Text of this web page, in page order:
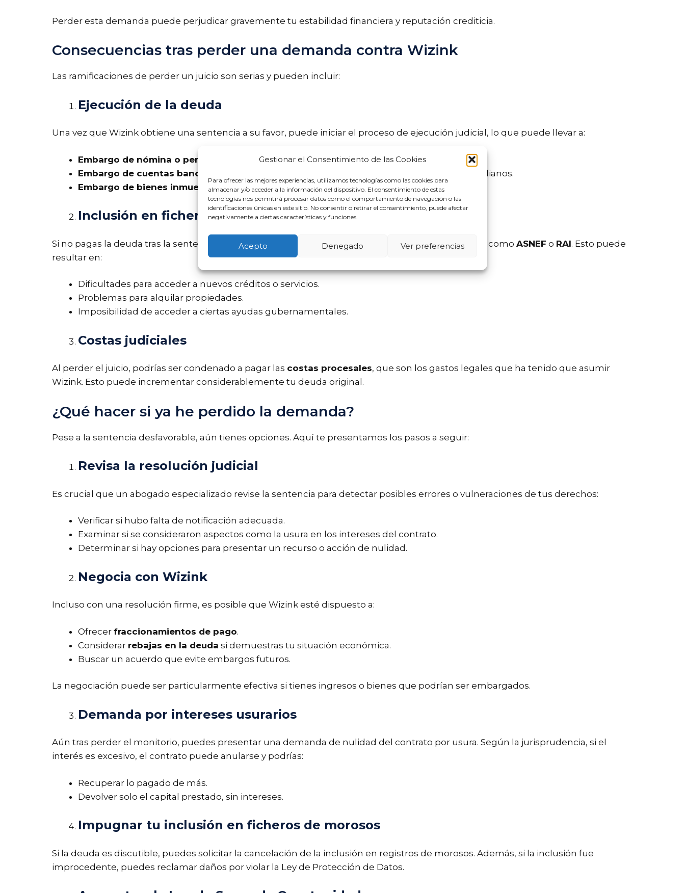
Gestionar el Consentimiento de las Cookies
Para ofrecer las mejores experiencias, utilizamos tecnologías como las cookies para
almacenar y/o acceder a la información del dispositivo. El consentimiento de estas
tecnologías nos permitirá procesar datos como el comportamiento de navegación o las
identificaciones únicas en este sitio. No consentir o retirar el consentimiento, puede afectar
negativamente a ciertas características y funciones.
Acepto Denegado Ver preferencias
Perder esta demanda puede perjudicar gravemente tu estabilidad financiera y reputación crediticia.
Consecuencias tras perder una demanda contra Wizink
Las ramificaciones de perder un juicio son serias y pueden incluir:
Ejecución de la deuda
Una vez que Wizink obtiene una sentencia a su favor, puede iniciar el proceso de ejecución judicial, lo que puede llevar a:
Embargo de nómina o pensión
, limitando tus ingresos mensuales.
Embargo de cuentas bancarias
, lo que puede afectar tu capacidad para realizar pagos cotidianos.
Embargo de bienes inmuebles o vehículos , afectando significativamente tu patrimonio.
Inclusión en ficheros de morosos
Si no pagas la deuda tras la sentencia, es probable que tu nombre sea añadido a listas de morosos como ASNEF o RAI. Esto puede
resultar en:
Dificultades para acceder a nuevos créditos o servicios.
Problemas para alquilar propiedades.
Imposibilidad de acceder a ciertas ayudas gubernamentales.
Costas judiciales
Al perder el juicio, podrías ser condenado a pagar las costas procesales, que son los gastos legales que ha tenido que asumir
Wizink. Esto puede incrementar considerablemente tu deuda original.
¿Qué hacer si ya he perdido la demanda?
Pese a la sentencia desfavorable, aún tienes opciones. Aquí te presentamos los pasos a seguir:
Revisa la resolución judicial
Es crucial que un abogado especializado revise la sentencia para detectar posibles errores o vulneraciones de tus derechos:
Verificar si hubo falta de notificación adecuada.
Examinar si se consideraron aspectos como la usura en los intereses del contrato.
Determinar si hay opciones para presentar un recurso o acción de nulidad.
Negocia con Wizink
Incluso con una resolución firme, es posible que Wizink esté dispuesto a:
Ofrecer fraccionamientos de pago.
Considerar rebajas en la deuda si demuestras tu situación económica.
Buscar un acuerdo que evite embargos futuros.
La negociación puede ser particularmente efectiva si tienes ingresos o bienes que podrían ser embargados.
Demanda por intereses usurarios
Aún tras perder el monitorio, puedes presentar una demanda de nulidad del contrato por usura. Según la jurisprudencia, si el
interés es excesivo, el contrato puede anularse y podrías:
Recuperar lo pagado de más.
Devolver solo el capital prestado, sin intereses.
Impugnar tu inclusión en ficheros de morosos
Si la deuda es discutible, puedes solicitar la cancelación de la inclusión en registros de morosos. Además, si la inclusión fue
improcedente, puedes reclamar daños por violar la Ley de Protección de Datos.